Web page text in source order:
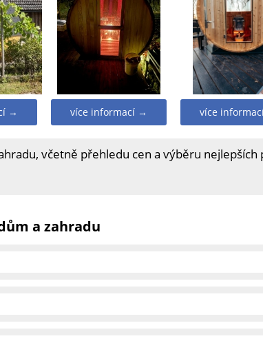
→ více informací → více
včetně přehledu cen a výběru nejlepších
a zahradu